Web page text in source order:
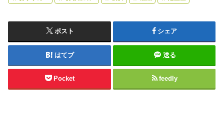
ポスト シェア
はてブ 送る
Pocket feedly